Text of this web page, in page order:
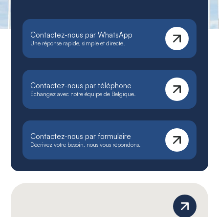
Contactez-nous par WhatsApp
Une réponse rapide, simple et directe.
Contactez-nous par téléphone
Échangez avec notre équipe de Belgique.
Contactez-nous par formulaire
Décrivez votre besoin, nous vous répondons.